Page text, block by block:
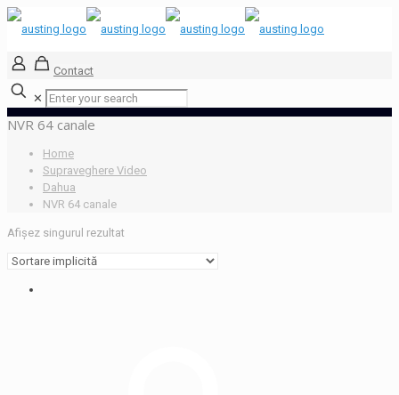
Contact
✕
NVR 64 canale
Home
Supraveghere Video
Dahua
NVR 64 canale
Afișez singurul rezultat